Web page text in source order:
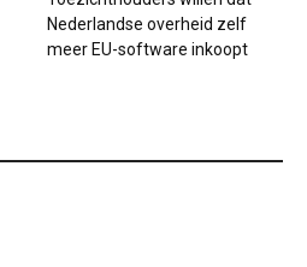
Nederlandse overheid zelf
meer EU-software inkoopt